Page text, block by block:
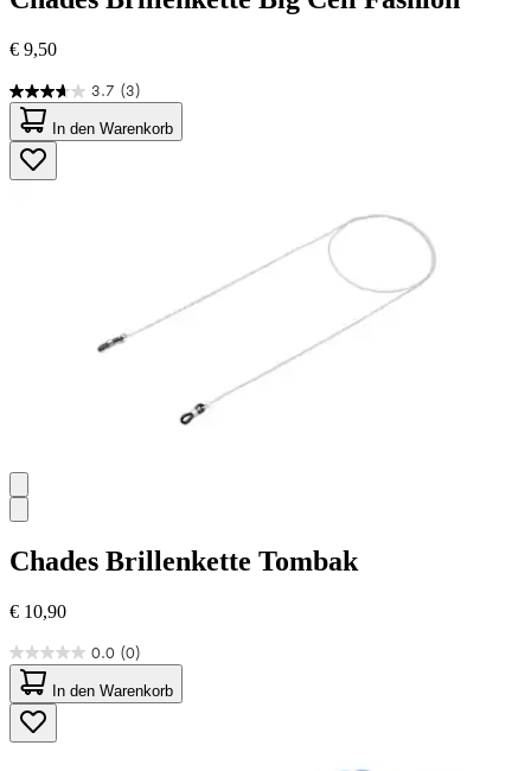
€ 9,50
3.7 (3)
3.7
von
5
Sternen.
3
In den Warenkorb
Chades Brillenkette Tombak
€ 10,90
0.0 (0)
0.0
von
5
Sternen.
In den Warenkorb